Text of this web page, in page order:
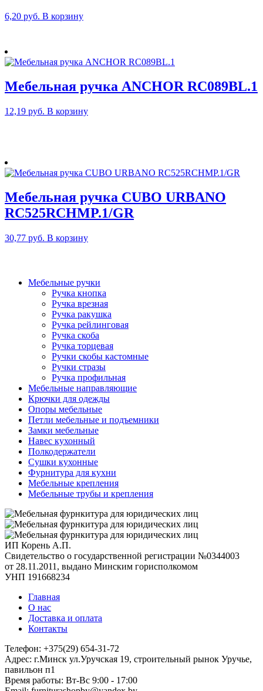
6,20 руб. В корзину
Мебельная ручка ANCHOR RC089BL.1
12,19 руб. В корзину
Мебельная ручка CUBO URBANO
RC525RCHMP.1/GR
30,77 руб. В корзину
Мебельные ручки
Ручка кнопка
Ручка врезная
Ручка ракушка
Ручка рейлинговая
Ручка скоба
Ручка торцевая
Ручки скобы кастомные
Ручки стразы
Ручка профильная
Мебельные направляющие
Крючки для одежды
Опоры мебельные
Петли мебельные и подъемники
Замки мебельные
Навес кухонный
Полкодержатели
Сушки кухонные
Фурнитура для кухни
Мебельные крепления
Мебельные трубы и крепления
ИП Корень А.П.
Свидетельство о государственной регистрации №0344003
от 28.11.2011, выдано Минским горисполкомом
УНП 191668234
Главная
О нас
Доставка и оплата
Контакты
Телефон: +375(29) 654-31-72
Адрес: г.Минск ул.Уручская 19, строительный рынок Уручье,
павильон п1
Время работы: Вт-Вс 9:00 - 17:00